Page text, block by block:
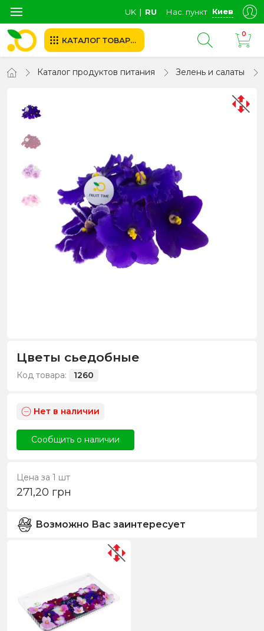
UK ∣ RU Нас. пункт Киев
КАТАЛОГ ТОВАРОВ
0
Каталог продуктов питания Зелень и салаты
Цветы сьедобные
Код товара: 1260
Нет в наличии
Сообщить о наличии
Цена за 1 шт
271,20 грн
Возможно Вас заинтересует